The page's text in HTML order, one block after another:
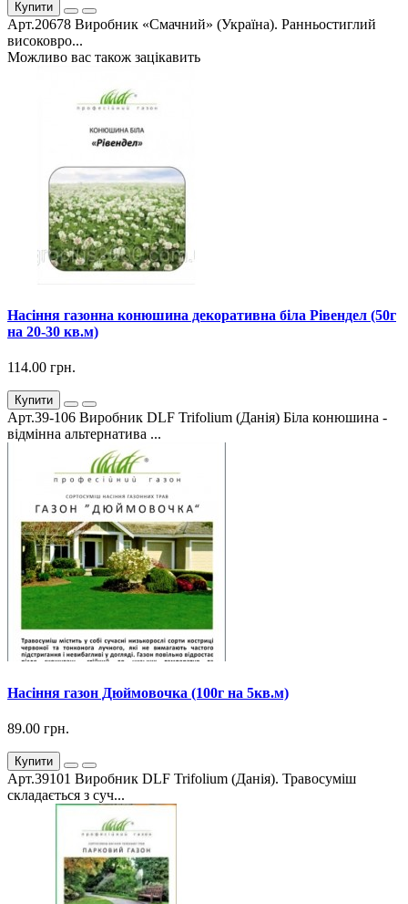
Купити
Арт.20678 Виробник «Смачний» (Україна). Ранньостиглий
високовро...
Можливо вас також зацікавить
Насіння газонна конюшина декоративна біла Рівендел (50г
на 20-30 кв.м)
114.00 грн.
Купити
Арт.39-106 Виробник DLF Trifolium (Данія) Біла конюшина -
відмінна альтернатива ...
Насіння газон Дюймовочка (100г на 5кв.м)
89.00 грн.
Купити
Арт.39101 Виробник DLF Trifolium (Данія). Травосуміш
складається з суч...